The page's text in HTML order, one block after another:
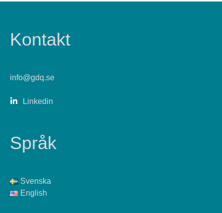
Kontakt
info@gdq.se
Linkedin
Språk
Svenska
English